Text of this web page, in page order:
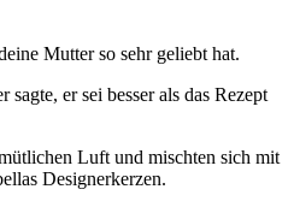
Mutter so sehr geliebt hat.
er sei besser als das Rezept
Luft und mischten sich mit
Designerkerzen.